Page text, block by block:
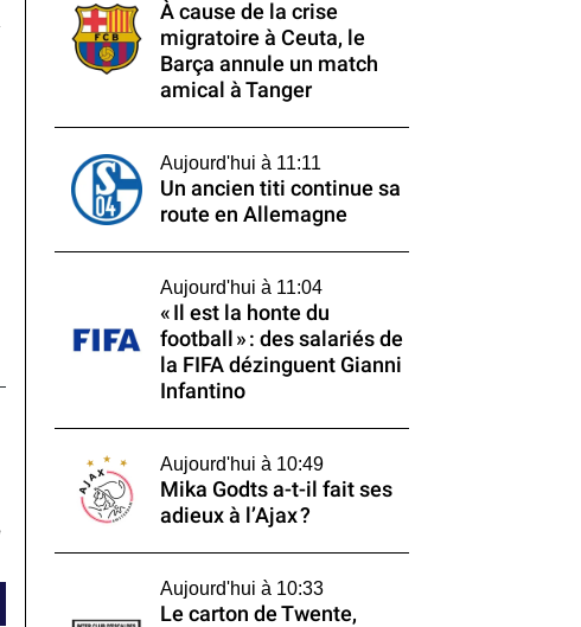
À cause de la crise
migratoire à Ceuta, le
Barça annule un match
amical à Tanger
Aujourd'hui à 11:11
Un ancien titi continue sa
route en Allemagne
Aujourd'hui à 11:04
« Il est la honte du
football » : des salariés de
la FIFA dézinguent Gianni
Infantino
Aujourd'hui à 10:49
Mika Godts a-t-il fait ses
adieux à l’Ajax ?
Aujourd'hui à 10:33
Le carton de Twente,